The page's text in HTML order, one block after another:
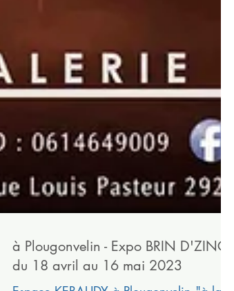
à Plougonvelin - Expo BRIN D'ZINC -